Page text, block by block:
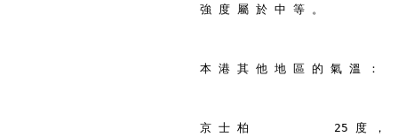
強 度 屬 於 中 等 。
本 港 其 他 地 區 的 氣 溫 ：
京 士 柏            25 度 ，